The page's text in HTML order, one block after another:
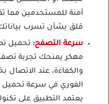
آمنة للمستخدمين مما
قلق بشأن تسرب
سرعة التصفح:
مهكر يمنحك تجربة
والكفاءة، عند الاتصال
الفوري في سرعة تحميل
يعتمد التطبيق على